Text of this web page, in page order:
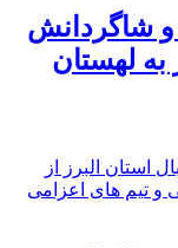
و شاگردانش
به لهستان